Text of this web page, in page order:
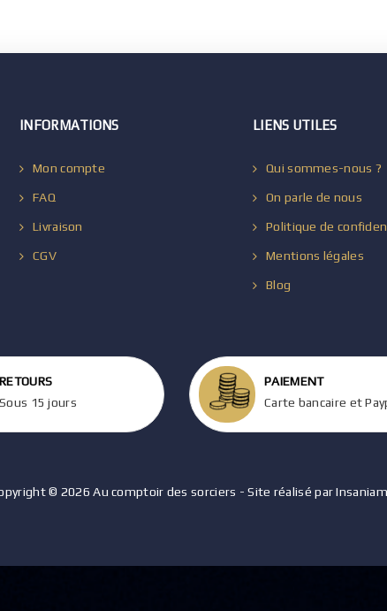
INFORMATIONS
Mon compte
FAQ
Livraison
CGV
LIENS UTILES
Qui sommes-nous ?
On parle de nous
Politique de
Mentions légales
Blog
RETOURS
Sous 15 jours
PAIEMENT
Carte bancaire et
© 2026 Au comptoir des sorciers - Site réalisé par Insaniam